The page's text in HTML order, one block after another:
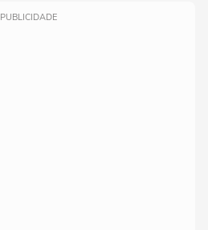
PUBLICIDADE